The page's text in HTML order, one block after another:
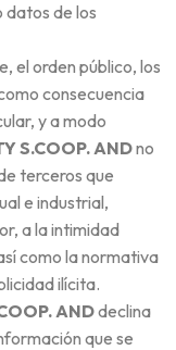
de los
el orden público, los
consecuencia
y a modo
S.COOP. ANDno
terceros que
e industrial,
a la intimidad
como la normativa
ilícita.
ANDdeclina
que se